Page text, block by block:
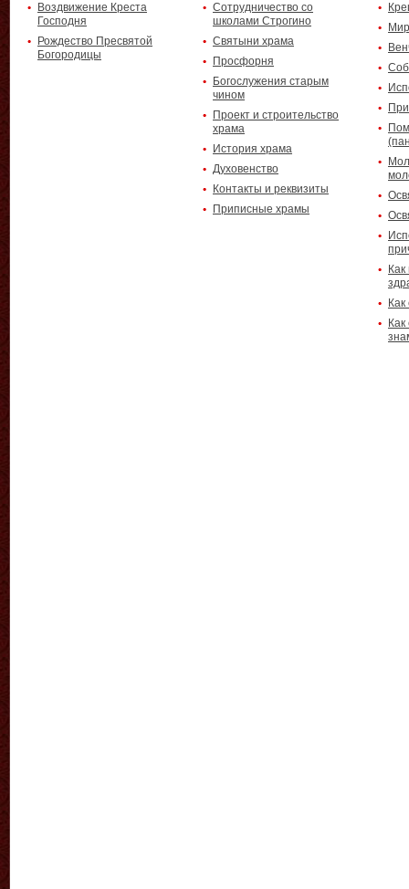
Воздвижение Креста
Господня
Рождество Пресвятой
Богородицы
Сотрудничество со
школами Строгино
Святыни храма
Просфорня
Богослужения старым
чином
Проект и строительство
храма
История храма
Духовенство
Контакты и реквизиты
Приписные храмы
Как